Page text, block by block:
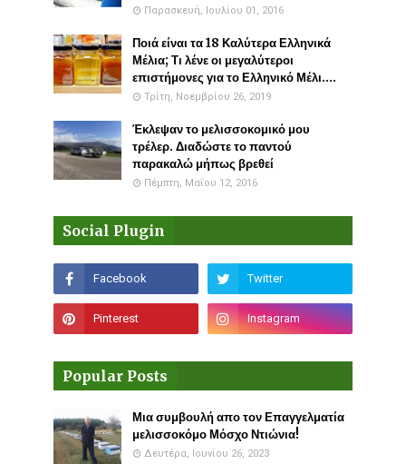
Παρασκευή, Ιουλίου 01, 2016
Ποιά είναι τα 18 Καλύτερα Ελληνικά
Μέλια; Τι λένε οι μεγαλύτεροι
επιστήμονες για το Ελληνικό Μέλι....
Τρίτη, Νοεμβρίου 26, 2019
Έκλεψαν το μελισσοκομικό μου
τρέλερ. Διαδώστε το παντού
παρακαλώ μήπως βρεθεί
Πέμπτη, Μαΐου 12, 2016
Social Plugin
Popular Posts
Μια συμβουλή απο τον Επαγγελματία
μελισσοκόμο Μόσχο Ντιώνια!
Δευτέρα, Ιουνίου 26, 2023